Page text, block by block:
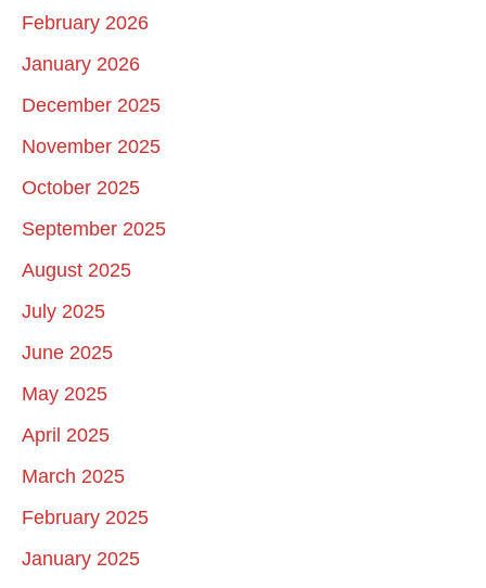
February 2026
January 2026
December 2025
November 2025
October 2025
September 2025
August 2025
July 2025
June 2025
May 2025
April 2025
March 2025
February 2025
January 2025